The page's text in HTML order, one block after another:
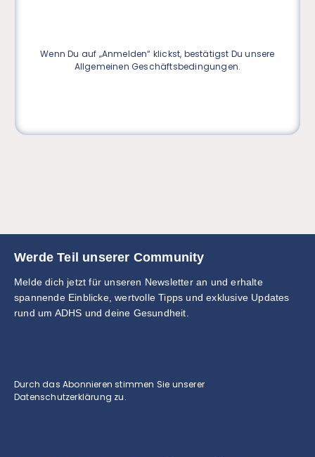
Wenn Du auf „Anmelden“ klickst, bestätigst Du unsere
Allgemeinen Geschäftsbedingungen.
Werde Teil unserer Community
Melde dich jetzt für unseren Newsletter an und erhalte
spannende Einblicke, wertvolle Tipps und exklusive Updates
rund um ADHS und deine Gesundheit.
Durch das Abonnieren stimmen Sie unserer
Datenschutzerklärung zu.